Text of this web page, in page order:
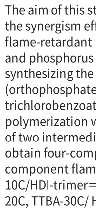
The aim of this
the synergism
flame-retardant
and
synthesizing
polymerization
of two
obtain four-
component
10C/HDI-trimer
20C, TTBA-